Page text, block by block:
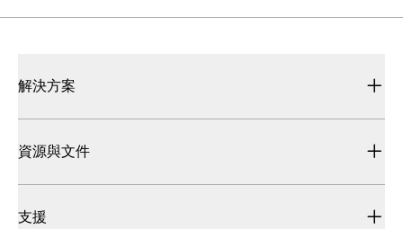
解決方案
資源與文件
支援